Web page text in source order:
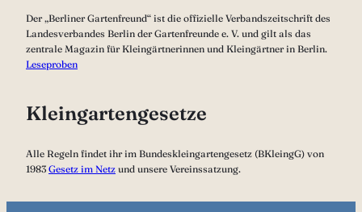
Der „Berliner Gartenfreund“ ist die offizielle Verbandszeitschrift des
Landesverbandes Berlin der Gartenfreunde e. V. und gilt als das
zentrale Magazin für Kleingärtnerinnen und Kleingärtner in Berlin.
Leseproben
Kleingartengesetze
Alle Regeln findet ihr im Bundeskleingartengesetz (BKleingG) von
1983 Gesetz im Netz und unsere Vereinssatzung.